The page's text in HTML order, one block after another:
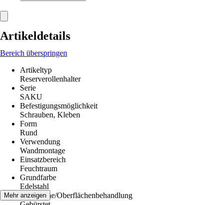
Artikeldetails
Bereich überspringen
Artikeltyp
Reserverollenhalter
Serie
SAKU
Befestigungsmöglichkeit
Schrauben, Kleben
Form
Rund
Verwendung
Wandmontage
Einsatzbereich
Feuchtraum
Grundfarbe
Edelstahl
Oberfläche/Oberflächenbehandlung
Mehr anzeigen